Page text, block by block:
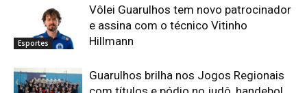
Esportes
Vôlei Guarulhos tem novo patrocinador
e assina com o técnico Vitinho
Hillmann
Guarulhos brilha nos Jogos Regionais